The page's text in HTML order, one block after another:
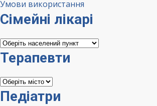
Умови використання
Сімейні лікарі
Сімейні
лікарі
Терапевти
Терапевти
Педіатри